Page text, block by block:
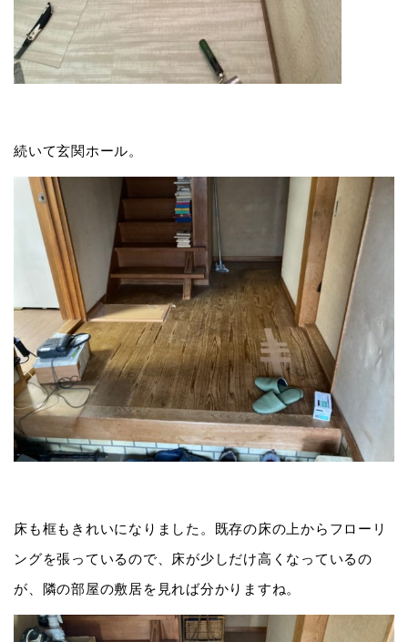
続いて玄関ホール。
床も框もきれいになりました。既存の床の上からフローリ
ングを張っているので、床が少しだけ高くなっているの
が、隣の部屋の敷居を見れば分かりますね。